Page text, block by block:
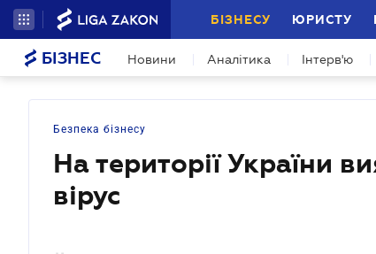
БІЗНЕСУ ЮРИСТУ
БІЗНЕС Новини Аналітика Інтерв'ю
Безпека бізнесу
На території України
вірус